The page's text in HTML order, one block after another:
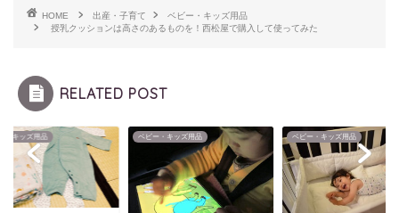
HOME 出産・子育て
ベビー・キッズ用品
授乳クッションは高さのあるものを！西松屋で購入して使ってみた
RELATED POST
・キッズ用品 ベビー・キッズ用品 ベビー・キッズ用品